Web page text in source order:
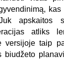
apskaitos
atliks
versijoje taip
biudžeto